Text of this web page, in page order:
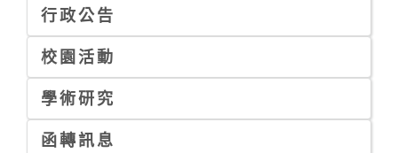
行政公告
校園活動
學術研究
函轉訊息